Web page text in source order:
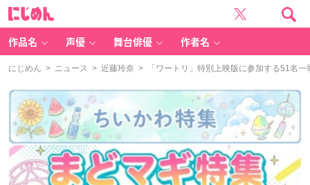
作品名 声優 舞台俳優 作者名
にじめん > ニュース > 近藤玲奈 > 「ワートリ」特別上映版に参加する51名